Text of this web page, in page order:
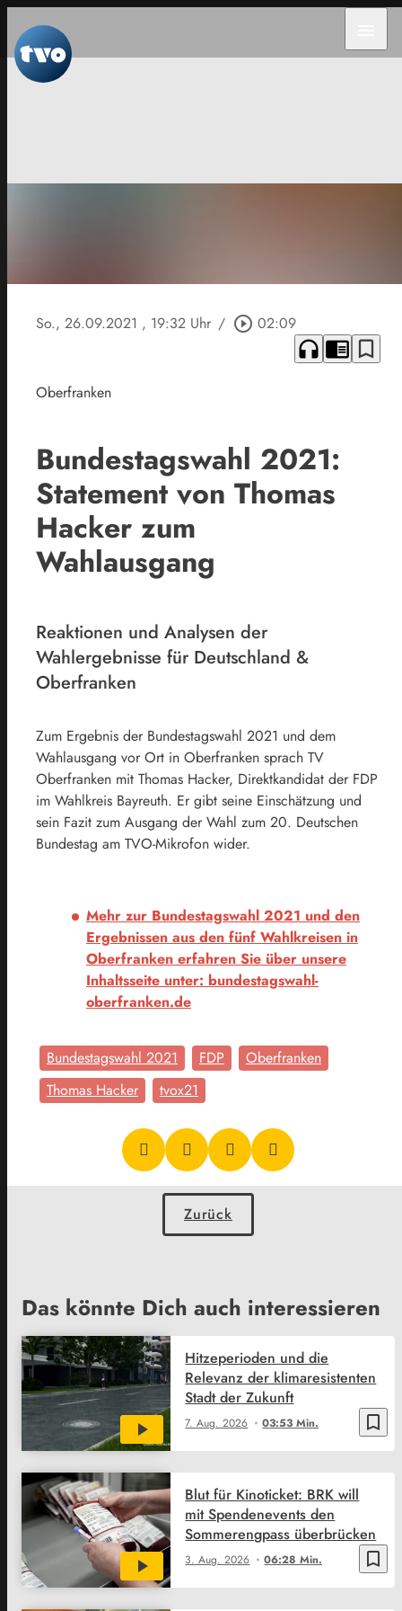
So., 26.09.2021 , 19:32 Uhr / play_circle_outline 02:09
headphones chrome_reader_mode bookmark_border
Oberfranken
Bundestagswahl 2021:
Statement von Thomas
Hacker zum
Wahlausgang
Reaktionen und Analysen der
Wahlergebnisse für Deutschland &
Oberfranken
Zum Ergebnis der Bundestagswahl 2021 und dem
Wahlausgang vor Ort in Oberfranken sprach TV
Oberfranken mit Thomas Hacker, Direktkandidat der FDP
im Wahlkreis Bayreuth. Er gibt seine Einschätzung und
sein Fazit zum Ausgang der Wahl zum 20. Deutschen
Bundestag am TVO-Mikrofon wider.
Mehr zur Bundestagswahl 2021 und den
Ergebnissen aus den fünf Wahlkreisen in
Oberfranken erfahren Sie über unsere
Inhaltsseite unter: bundestagswahl-
oberfranken.de
Bundestagswahl 2021 FDP
Oberfranken
Thomas Hacker
tvox21
Zurück
Das könnte Dich auch interessieren
bookmark_border
7. Aug. 2026 03:53 Min.
Hitzeperioden und die
Relevanz der klimaresistenten
Stadt der Zukunft
bookmark_border
3. Aug. 2026 06:28 Min.
Blut für Kinoticket: BRK will
mit Spendenevents den
Sommerengpass überbrücken